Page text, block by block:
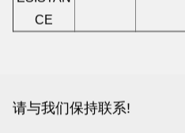
ESISTAN
CE